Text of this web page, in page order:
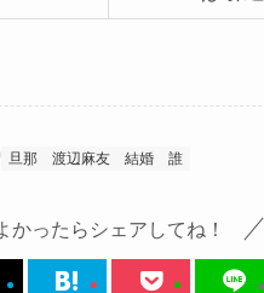
旦那 渡辺麻友 結婚 誰
かったらシェアしてね！